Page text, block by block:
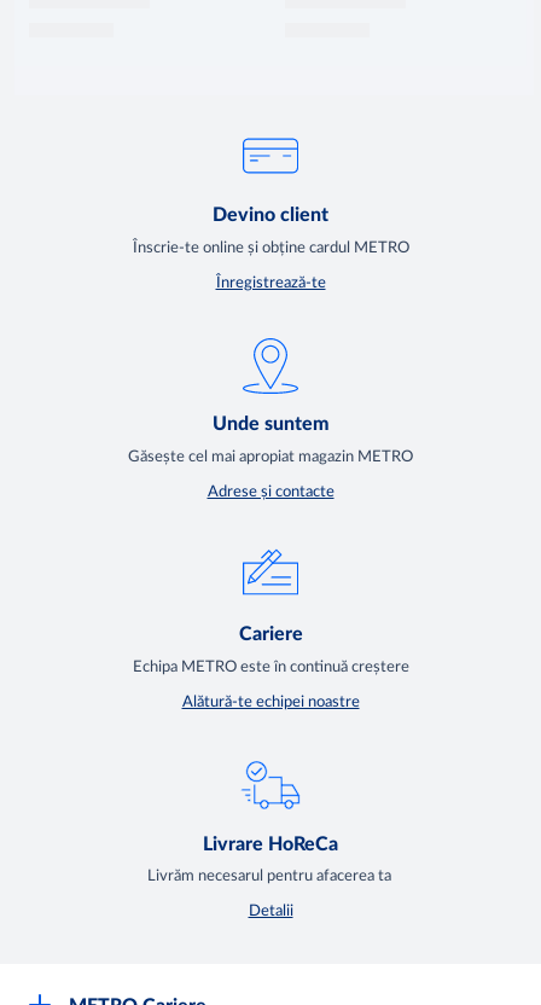
Devino client
Înscrie-te online și obține cardul METRO
Înregistrează-te
Unde suntem
Găsește cel mai apropiat magazin METRO
Adrese și contacte
Cariere
Echipa METRO este în continuă creștere
Alătură-te echipei noastre
Livrare HoReCa
Livrăm necesarul pentru afacerea ta
Detalii